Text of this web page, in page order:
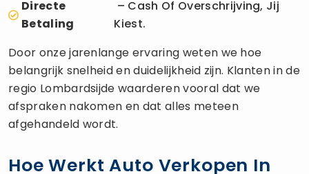
Directe
Betaling
– Cash Of Overschrijving, Jij
Kiest.
Door onze jarenlange ervaring weten we hoe
belangrijk snelheid en duidelijkheid zijn. Klanten in de
regio Lombardsijde waarderen vooral dat we
afspraken nakomen en dat alles meteen
afgehandeld wordt.
Hoe Werkt Auto Verkopen In